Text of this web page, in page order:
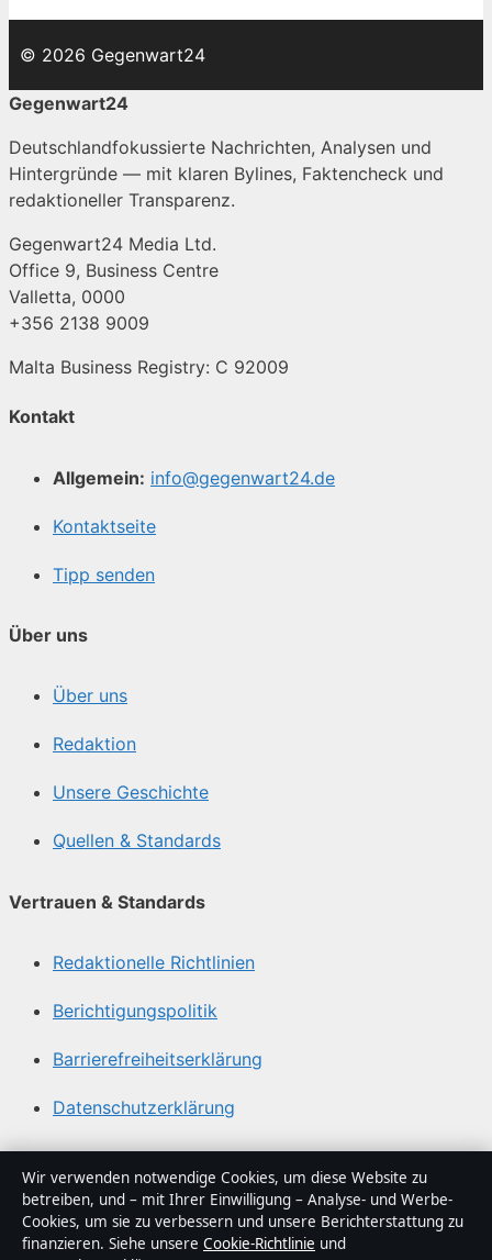
© 2026 Gegenwart24
Gegenwart24
Deutschlandfokussierte Nachrichten, Analysen und
Hintergründe — mit klaren Bylines, Faktencheck und
redaktioneller Transparenz.
Gegenwart24 Media Ltd.
Office 9, Business Centre
Valletta, 0000
+356 2138 9009
Malta Business Registry: C 92009
Kontakt
Allgemein: info@gegenwart24.de
Kontaktseite
Tipp senden
Über uns
Über uns
Redaktion
Unsere Geschichte
Quellen & Standards
Vertrauen & Standards
Redaktionelle Richtlinien
Berichtigungspolitik
Barrierefreiheitserklärung
Datenschutzerklärung
Über Gegenwart24 in Kürze
Gegenwart24 ist ein unabhängiger digitaler
Nachrichtenanbieter mit Fokus auf Politik, Wirtschaft,
Wir verwenden notwendige Cookies, um diese Website zu
betreiben, und – mit Ihrer Einwilligung – Analyse- und Werbe-
Cookies, um sie zu verbessern und unsere Berichterstattung zu
finanzieren. Siehe unsere Cookie-Richtlinie und